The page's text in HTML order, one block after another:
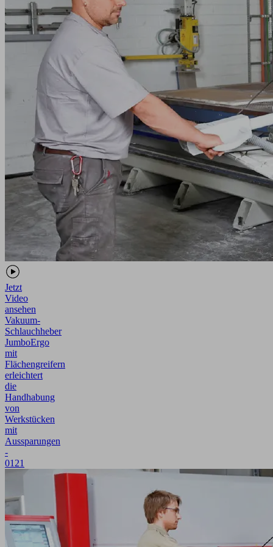
Jetzt
Video
ansehen
Vakuum-
Schlauchheber
JumboErgo
mit
Flächengreifern
erleichtert
die
Handhabung
von
Werkstücken
mit
Aussparungen
-
0121